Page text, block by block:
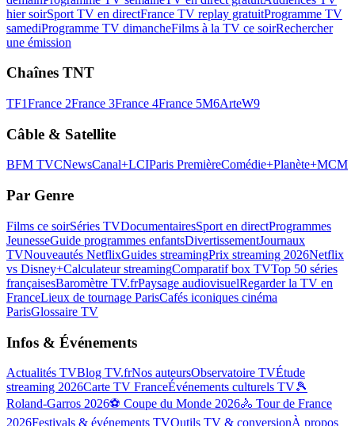
hier soirSport TV en directFrance TV replay gratuitProgramme TV
samediProgramme TV dimancheFilms à la TV ce soirRechercher
une émission
Chaînes TNT
TF1France 2France 3France 4France 5M6ArteW9
Câble & Satellite
BFM TVCNewsCanal+LCIParis PremièreComédie+Planète+MCM
Par Genre
Films ce soirSéries TVDocumentairesSport en directProgrammes
JeunesseGuide programmes enfantsDivertissementJournaux
TVNouveautés NetflixGuides streamingPrix streaming 2026Netflix
vs Disney+Calculateur streamingComparatif box TVTop 50 séries
françaisesBaromètre TV.frPaysage audiovisuelRegarder la TV en
FranceLieux de tournage ParisCafés iconiques cinéma
ParisGlossaire TV
Infos & Événements
Actualités TVBlog TV.frNos auteursObservatoire TVÉtude
streaming 2026Carte TV FranceÉvénements culturels TV🎾
Roland-Garros 2026⚽ Coupe du Monde 2026🚴 Tour de France
2026Festivals & événements TVOutils TV & conversionÀ propos